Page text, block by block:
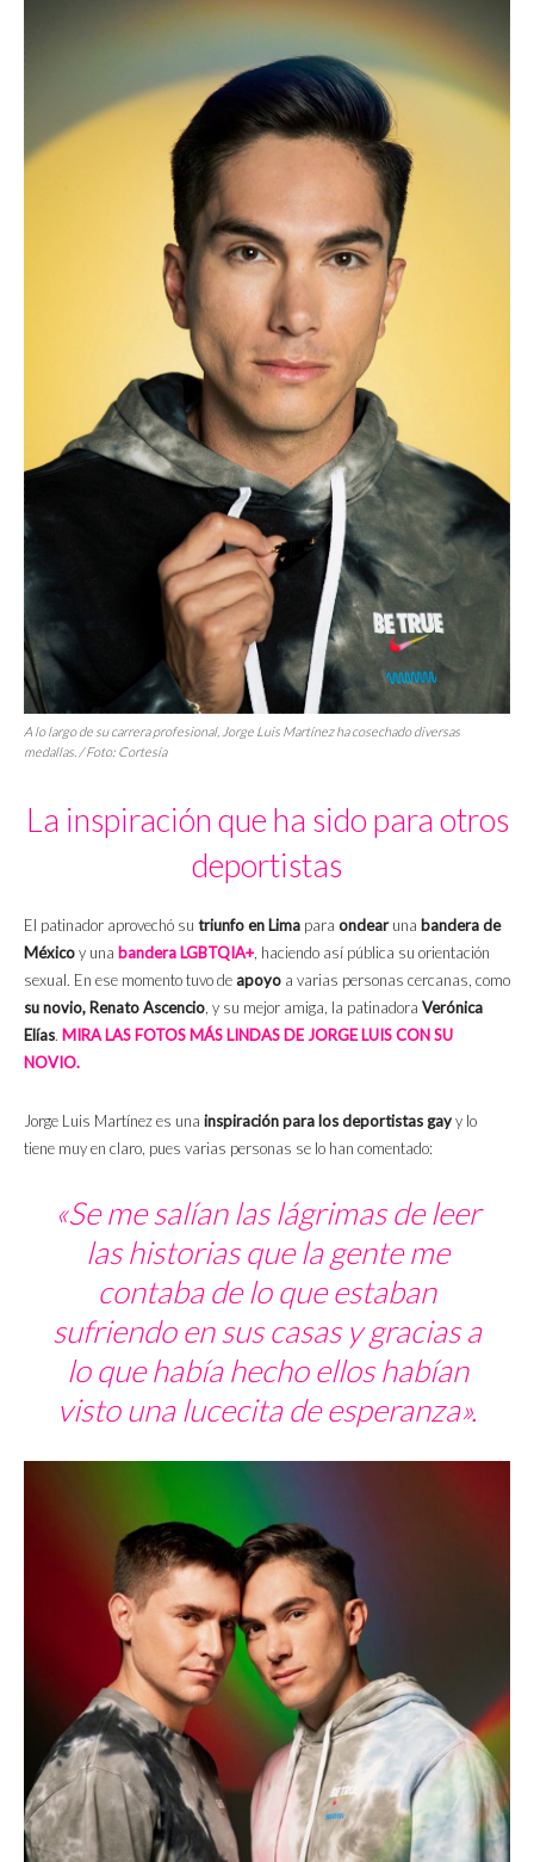
A lo largo de su carrera profesional, Jorge Luis Martínez ha cosechado diversas
medallas. / Foto: Cortesía
La inspiración que ha sido para otros
deportistas
El patinador aprovechó su triunfo en Lima para ondearuna bandera de
Méxicoy una bandera LGBTQIA+, haciendo así pública su orientación
sexual. En ese momento tuvo de apoyo a varias personas cercanas, como
su novio, Renato Ascencio , y su mejor amiga, la patinadora Verónica
Elías. MIRA LAS FOTOS MÁS LINDAS DE JORGE LUIS CON SU
NOVIO.
Jorge Luis Martínez es una inspiración para los deportistas gayy lo
tiene muy en claro, pues varias personas se lo han comentado:
«Se me salían las lágrimas de leer
las historias que la gente me
contaba de lo que estaban
sufriendo en sus casas y gracias a
lo que había hecho ellos habían
visto una lucecita de esperanza».